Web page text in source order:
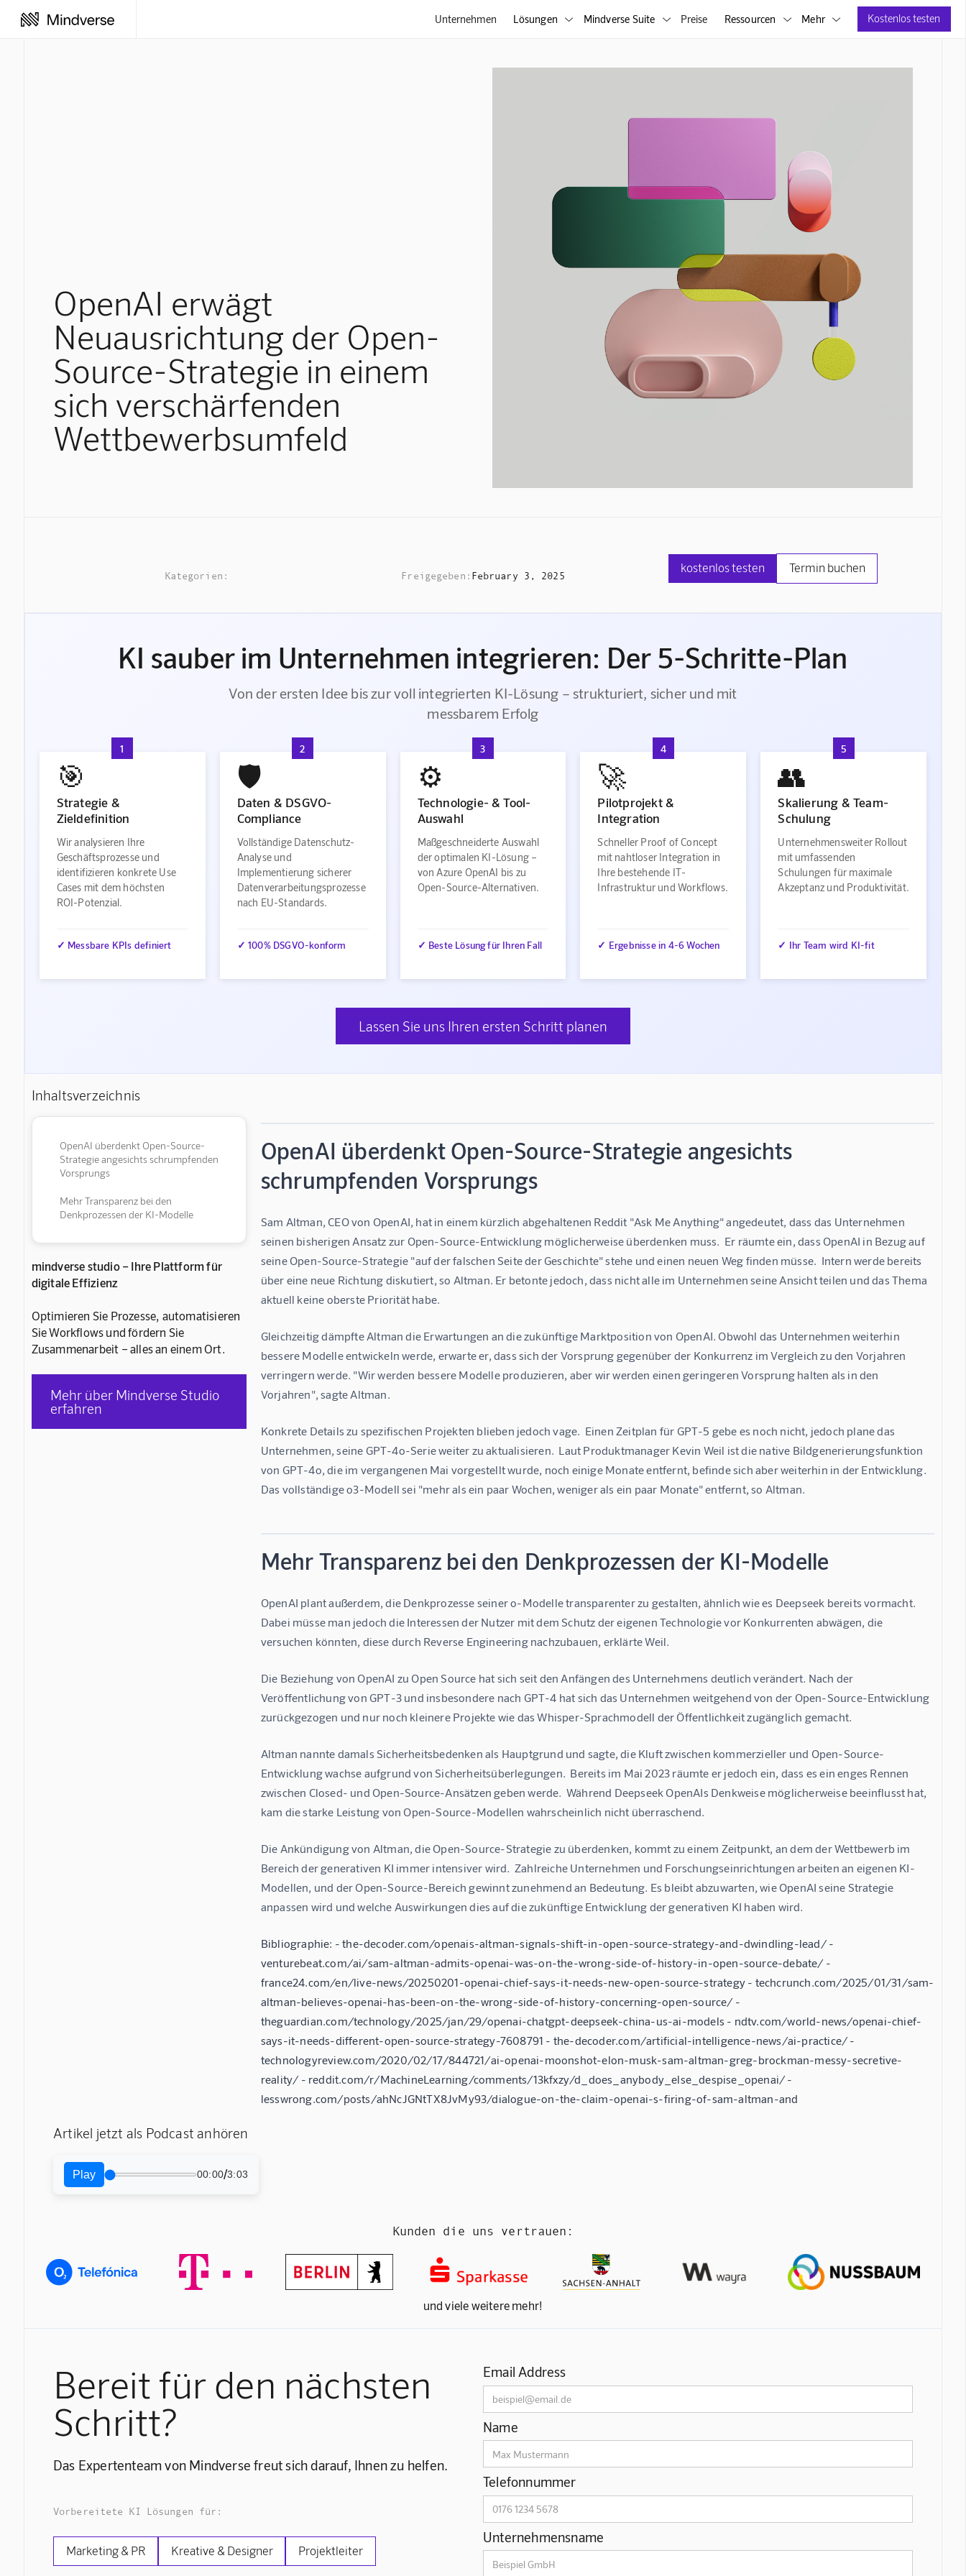
Unternehmen Lösungen  Mindverse Suite  Preise Ressourcen  Mehr  Kostenlos testen
OpenAI erwägt
Neuausrichtung der Open-
Source-Strategie in einem
sich verschärfenden
Wettbewerbsumfeld
Kategorien: Freigegeben: February 3, 2025
kostenlos testen Termin buchen
KI sauber im Unternehmen integrieren: Der 5-Schritte-Plan
Von der ersten Idee bis zur voll integrierten KI-Lösung – strukturiert, sicher und mit
messbarem Erfolg
1
🎯
Strategie &
Zieldefinition
Wir analysieren Ihre
Geschäftsprozesse und
identifizieren konkrete Use
Cases mit dem höchsten
ROI-Potenzial.
✓ Messbare KPIs definiert
2
🛡️
Daten & DSGVO-
Compliance
Vollständige Datenschutz-
Analyse und
Implementierung sicherer
Datenverarbeitungsprozesse
nach EU-Standards.
✓ 100% DSGVO-konform
3
⚙️
Technologie- & Tool-
Auswahl
Maßgeschneiderte Auswahl
der optimalen KI-Lösung –
von Azure OpenAI bis zu
Open-Source-Alternativen.
✓ Beste Lösung für Ihren Fall
4
🚀
Pilotprojekt &
Integration
Schneller Proof of Concept
mit nahtloser Integration in
Ihre bestehende IT-
Infrastruktur und Workflows.
✓ Ergebnisse in 4-6 Wochen
5
👥
Skalierung & Team-
Schulung
Unternehmensweiter Rollout
mit umfassenden
Schulungen für maximale
Akzeptanz und Produktivität.
✓ Ihr Team wird KI-fit
Lassen Sie uns Ihren ersten Schritt planen
Inhaltsverzeichnis
OpenAI überdenkt Open-Source-
Strategie angesichts schrumpfenden
Vorsprungs
Mehr Transparenz bei den
Denkprozessen der KI-Modelle
mindverse studio – Ihre Plattform für
digitale Effizienz
Optimieren Sie Prozesse, automatisieren
Sie Workflows und fördern Sie
Zusammenarbeit – alles an einem Ort.
Mehr über Mindverse Studio
erfahren
OpenAI überdenkt Open-Source-Strategie angesichts
schrumpfenden Vorsprungs
Sam Altman, CEO von OpenAI, hat in einem kürzlich abgehaltenen Reddit "Ask Me Anything" angedeutet, dass das Unternehmen
seinen bisherigen Ansatz zur Open-Source-Entwicklung möglicherweise überdenken muss.  Er räumte ein, dass OpenAI in Bezug auf
seine Open-Source-Strategie "auf der falschen Seite der Geschichte" stehe und einen neuen Weg finden müsse.  Intern werde bereits
über eine neue Richtung diskutiert, so Altman. Er betonte jedoch, dass nicht alle im Unternehmen seine Ansicht teilen und das Thema
aktuell keine oberste Priorität habe.
Gleichzeitig dämpfte Altman die Erwartungen an die zukünftige Marktposition von OpenAI. Obwohl das Unternehmen weiterhin
bessere Modelle entwickeln werde, erwarte er, dass sich der Vorsprung gegenüber der Konkurrenz im Vergleich zu den Vorjahren
verringern werde. "Wir werden bessere Modelle produzieren, aber wir werden einen geringeren Vorsprung halten als in den
Vorjahren", sagte Altman.
Konkrete Details zu spezifischen Projekten blieben jedoch vage.  Einen Zeitplan für GPT-5 gebe es noch nicht, jedoch plane das
Unternehmen, seine GPT-4o-Serie weiter zu aktualisieren.  Laut Produktmanager Kevin Weil ist die native Bildgenerierungsfunktion
von GPT-4o, die im vergangenen Mai vorgestellt wurde, noch einige Monate entfernt, befinde sich aber weiterhin in der Entwicklung.
Das vollständige o3-Modell sei "mehr als ein paar Wochen, weniger als ein paar Monate" entfernt, so Altman.
Mehr Transparenz bei den Denkprozessen der KI-Modelle
OpenAI plant außerdem, die Denkprozesse seiner o-Modelle transparenter zu gestalten, ähnlich wie es Deepseek bereits vormacht.
Dabei müsse man jedoch die Interessen der Nutzer mit dem Schutz der eigenen Technologie vor Konkurrenten abwägen, die
versuchen könnten, diese durch Reverse Engineering nachzubauen, erklärte Weil.
Die Beziehung von OpenAI zu Open Source hat sich seit den Anfängen des Unternehmens deutlich verändert. Nach der
Veröffentlichung von GPT-3 und insbesondere nach GPT-4 hat sich das Unternehmen weitgehend von der Open-Source-Entwicklung
zurückgezogen und nur noch kleinere Projekte wie das Whisper-Sprachmodell der Öffentlichkeit zugänglich gemacht.
Altman nannte damals Sicherheitsbedenken als Hauptgrund und sagte, die Kluft zwischen kommerzieller und Open-Source-
Entwicklung wachse aufgrund von Sicherheitsüberlegungen.  Bereits im Mai 2023 räumte er jedoch ein, dass es ein enges Rennen
zwischen Closed- und Open-Source-Ansätzen geben werde.  Während Deepseek OpenAIs Denkweise möglicherweise beeinflusst hat,
kam die starke Leistung von Open-Source-Modellen wahrscheinlich nicht überraschend.
Die Ankündigung von Altman, die Open-Source-Strategie zu überdenken, kommt zu einem Zeitpunkt, an dem der Wettbewerb im
Bereich der generativen KI immer intensiver wird.  Zahlreiche Unternehmen und Forschungseinrichtungen arbeiten an eigenen KI-
Modellen, und der Open-Source-Bereich gewinnt zunehmend an Bedeutung. Es bleibt abzuwarten, wie OpenAI seine Strategie
anpassen wird und welche Auswirkungen dies auf die zukünftige Entwicklung der generativen KI haben wird.
Bibliographie: - the-decoder.com/openais-altman-signals-shift-in-open-source-strategy-and-dwindling-lead/ -
venturebeat.com/ai/sam-altman-admits-openai-was-on-the-wrong-side-of-history-in-open-source-debate/ -
france24.com/en/live-news/20250201-openai-chief-says-it-needs-new-open-source-strategy - techcrunch.com/2025/01/31/sam-
altman-believes-openai-has-been-on-the-wrong-side-of-history-concerning-open-source/ -
theguardian.com/technology/2025/jan/29/openai-chatgpt-deepseek-china-us-ai-models - ndtv.com/world-news/openai-chief-
says-it-needs-different-open-source-strategy-7608791 - the-decoder.com/artificial-intelligence-news/ai-practice/ -
technologyreview.com/2020/02/17/844721/ai-openai-moonshot-elon-musk-sam-altman-greg-brockman-messy-secretive-
reality/ - reddit.com/r/MachineLearning/comments/13kfxzy/d_does_anybody_else_despise_openai/ -
lesswrong.com/posts/ahNcJGNtTX8JvMy93/dialogue-on-the-claim-openai-s-firing-of-sam-altman-and
Artikel jetzt als Podcast anhören
Play 00:00/3:03
Kunden die uns vertrauen:
und viele weitere mehr!
Bereit für den nächsten
Schritt?
Das Expertenteam von Mindverse freut sich darauf, Ihnen zu helfen.
Vorbereitete KI Lösungen für:
Marketing & PR Kreative & Designer Projektleiter
Email Address
Name
Telefonnummer
Unternehmensname